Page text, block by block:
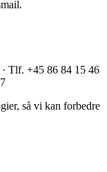
Tlf. +45 86 84 15 46
så vi kan forbedre